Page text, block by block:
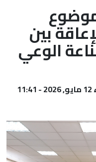
بين
الوعي